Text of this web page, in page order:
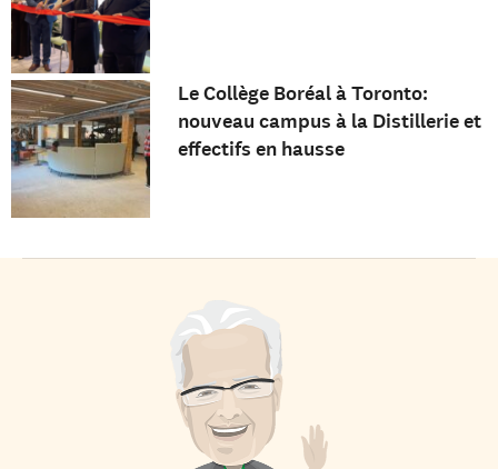
Le Collège Boréal à Toronto:
nouveau campus à la Distillerie et
effectifs en hausse